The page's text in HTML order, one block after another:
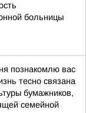
больницы
познакомлю вас
тесно связана
бумажников,
семейной